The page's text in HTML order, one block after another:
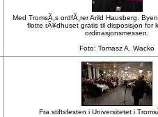
Med TromsÃ¸s ordfÃ¸rer Arild Hausberg.
flotte rÃ¥dhuset gratis til disposisjon for
ordinasjonsmessen.
Foto: Tomasz A. Wacko
Fra stiftsfesten i Universitetet i